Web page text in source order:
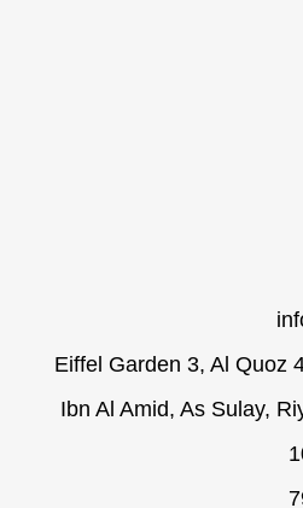
Ibn Al Amid, As Sulay,